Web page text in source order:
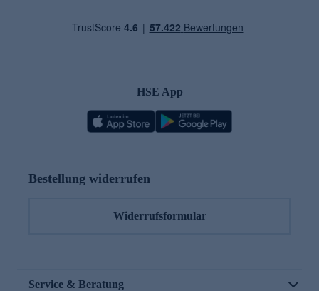
HSE App
Bestellung widerrufen
Widerrufsformular
Service & Beratung